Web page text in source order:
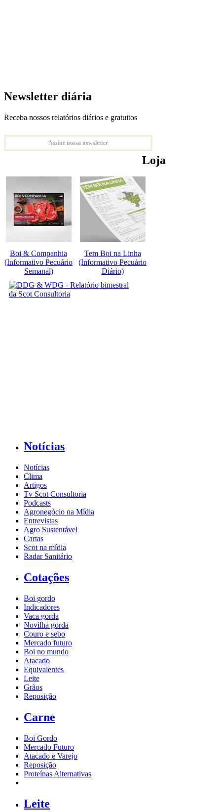
Newsletter diária
Receba nossos relatórios diários e gratuitos
Assine nossa newsletter
Loja
Boi & Companhia
(Informativo Pecuário
Semanal)
Tem Boi na Linha
(Informativo Pecuário
Diário)
Notícias
Notícias
Clima
Artigos
Tv Scot Consultoria
Podcasts
Agronegócio na Mídia
Entrevistas
Agro Sustentável
Cartas
Scot na mídia
Radar Sanitário
Cotações
Boi gordo
Indicadores
Vaca gorda
Novilha gorda
Couro e sebo
Mercado futuro
Boi no mundo
Atacado
Equivalentes
Leite
Grãos
Reposição
Carne
Boi Gordo
Mercado Futuro
Atacado e Varejo
Reposição
Proteínas Alternativas
Leite